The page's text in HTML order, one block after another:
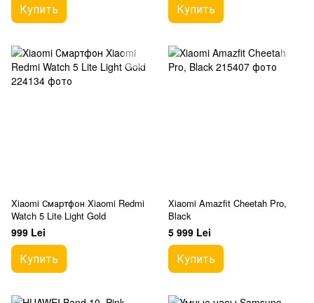
Купить Купить
Xiaomi Смартфон Xiaomi Redmi
Watch 5 Lite Light Gold
999 Lei
Купить
Xiaomi Amazfit Cheetah Pro,
Black
5 999 Lei
Купить